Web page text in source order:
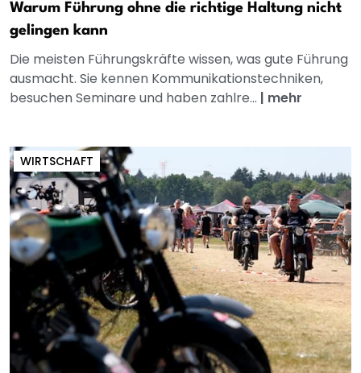
Warum Führung ohne die richtige Haltung nicht
gelingen kann
Die meisten Führungskräfte wissen, was gute Führung
ausmacht. Sie kennen Kommunikationstechniken,
besuchen Seminare und haben zahlre... | mehr
WIRTSCHAFT